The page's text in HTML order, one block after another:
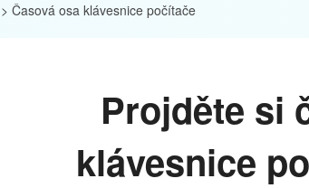
> Časová osa klávesnice počítače
Projděte si
klávesnice